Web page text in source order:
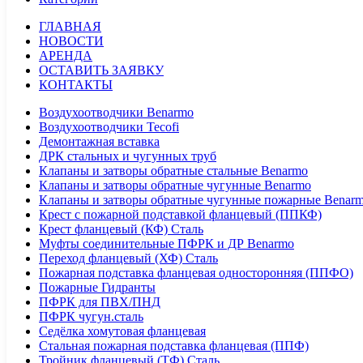
ГЛАВНАЯ
НОВОСТИ
АРЕНДА
ОСТАВИТЬ ЗАЯВКУ
КОНТАКТЫ
Воздухоотводчики Benarmo
Воздухоотводчики Tecofi
Демонтажная вставка
ДРК стальных и чугунных труб
Клапаны и затворы обратные стальные Benarmo
Клапаны и затворы обратные чугунные Benarmo
Клапаны и затворы обратные чугунные пожарные
Крест с пожарной подставкой фланцевый (ППКФ)
Крест фланцевый (КФ) Сталь
Муфты соединительные ПФРК и ДР Benarmo
Переход фланцевый (ХФ) Сталь
Пожарная подставка фланцевая односторонняя (ППФО)
Пожарные Гидранты
ПФРК для ПВХ/ПНД
ПФРК чугун.сталь
Седёлка хомутовая фланцевая
Стальная пожарная подставка фланцевая (ППФ)
Тройник фланцевый (ТФ) Сталь